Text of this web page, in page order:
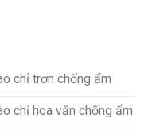
chỉ trơn chống ẩm
chỉ hoa văn chống ẩm